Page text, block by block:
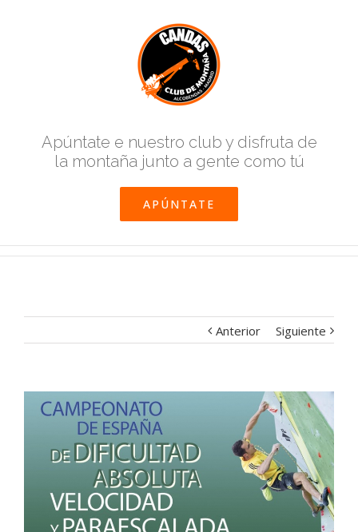
Apúntate e nuestro club y disfruta de
la montaña junto a gente como tú
APÚNTATE
Anterior Siguiente
View
Image